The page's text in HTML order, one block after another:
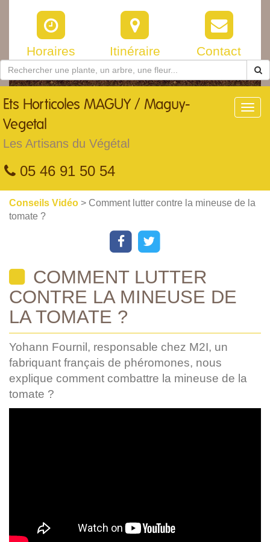
Horaires Itinéraire Contact
Ets Horticoles MAGUY / Maguy-
Vegetal
Les Artisans du Végétal
05 46 91 50 54
Conseils Vidéo > Comment lutter contre la mineuse de la
tomate ?
COMMENT LUTTER
CONTRE LA MINEUSE DE
LA TOMATE ?
Yohann Fournil, responsable chez M2I, un
fabriquant français de phéromones, nous
explique comment combattre la mineuse de la
tomate ?